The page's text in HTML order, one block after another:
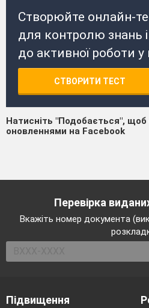
Створюйте онлайн-
для контролю знань і
до активної роботи у
СТВОРИТИ ТЕСТ
Натисніть "Подобається", щоб
оновленнями на Facebook
Перевірка
Вкажіть номер документа
Підвищення